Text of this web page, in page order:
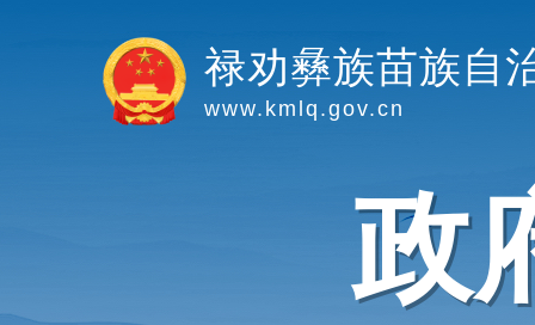
禄劝彝族苗族自
www.kmlq.gov.cn
政